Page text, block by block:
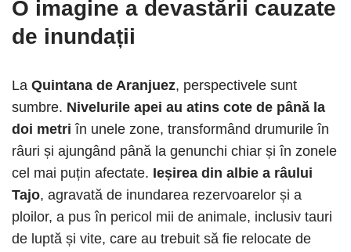
O imagine a devastării cauzate
de inundații
La Quintana de Aranjuez, perspectivele sunt
sumbre. Nivelurile apei au atins cote de până la
doi metri în unele zone, transformând drumurile în
râuri și ajungând până la genunchi chiar și în zonele
cel mai puțin afectate. Ieșirea din albie a râului
Tajo, agravată de inundarea rezervoarelor și a
ploilor, a pus în pericol mii de animale, inclusiv tauri
de luptă și vite, care au trebuit să fie relocate de